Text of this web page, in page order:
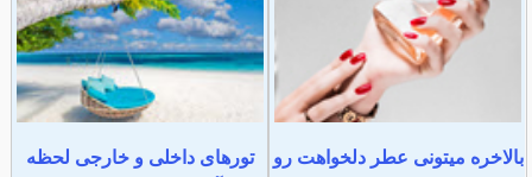
بالاخره میتونی عطر دلخواهت رو
تورهای داخلی و خارجی لحظه